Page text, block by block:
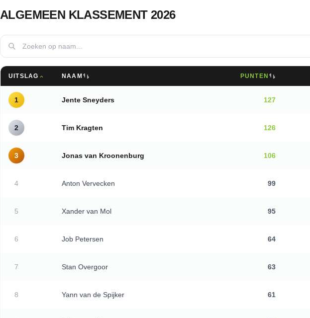
ALGEMEEN KLASSEMENT 2026
UITSLAG NAAM PUNTEN
1 Jente Sneyders 127
2 Tim Kragten 126
3 Jonas van Kroonenburg 106
4 Anton Vervecken 99
5 Xander van Mol 95
6 Job Petersen 64
7 Stan Overgoor 63
8 Yann van de Spijker 61